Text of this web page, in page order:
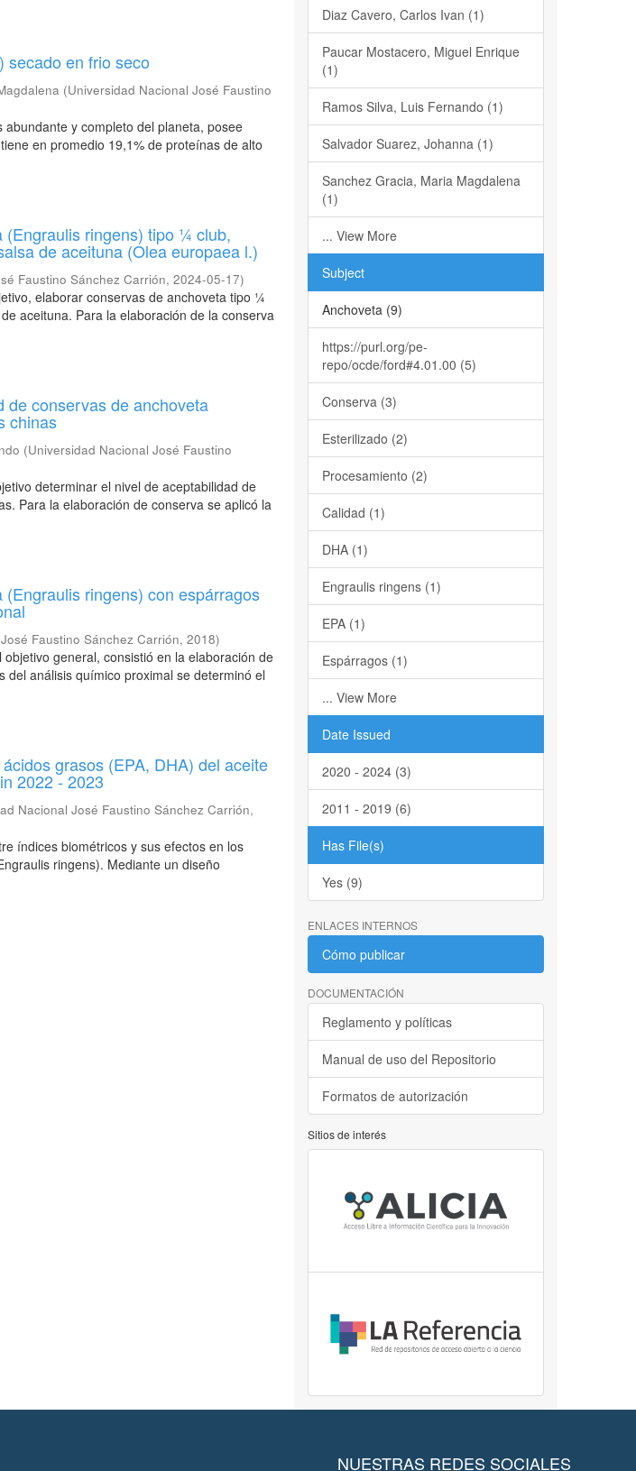
secado en frio seco
(Universidad Nacional José Faustino
y completo del planeta, posee
en promedio 19,1% de proteínas de alto
ringens) tipo ¼ club,
de aceituna (Olea europaea l.)
Faustino Sánchez Carrión,2024-05-17)
elaborar conservas de anchoveta tipo ¼
aceituna. Para la elaboración de la conserva
de conservas de anchoveta
chinas
(Universidad Nacional José Faustino
determinar el nivel de aceptabilidad de
Para la elaboración de conserva se aplicó la
ringens) con espárragos
Faustino Sánchez Carrión,2018)
general, consistió en la elaboración de
análisis químico proximal se determinó el
grasos (EPA, DHA) del aceite
2022 - 2023
Nacional José Faustino Sánchez Carrión,
índices biométricos y sus efectos en los
ringens). Mediante un diseño
Diaz Cavero, Carlos Ivan (1)
Paucar Mostacero, Miguel Enrique
(1)
Ramos Silva, Luis Fernando (1)
Salvador Suarez, Johanna (1)
Sanchez Gracia, Maria Magdalena
(1)
... View More
Subject
Anchoveta (9)
https://purl.org/pe-
repo/ocde/ford#4.01.00 (5)
Conserva (3)
Esterilizado (2)
Procesamiento (2)
Calidad (1)
DHA (1)
Engraulis ringens (1)
EPA (1)
Espárragos (1)
... View More
Date Issued
2020 - 2024 (3)
2011 - 2019 (6)
Has File(s)
Yes (9)
ENLACES INTERNOS
Cómo publicar
DOCUMENTACIÓN
Reglamento y políticas
Manual de uso del Repositorio
Formatos de autorización
Sitios de interés
NUESTRAS REDES SOCIALES